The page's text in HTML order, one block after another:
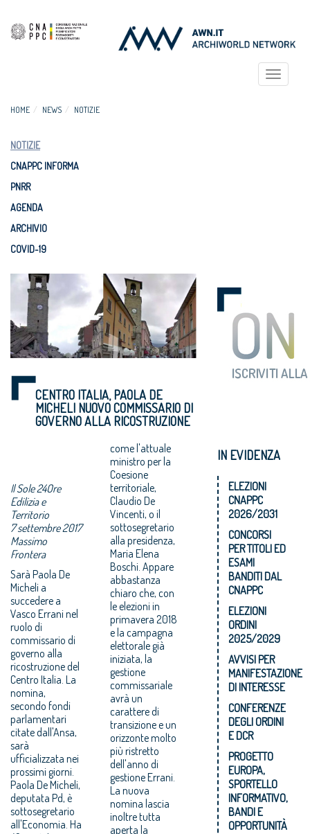
Toggle
HOME NEWS NOTIZIE
NOTIZIE
CNAPPC INFORMA
PNRR
AGENDA
ARCHIVIO
COVID-19
CENTRO ITALIA, PAOLA DE
MICHELI NUOVO COMMISSARIO DI
GOVERNO ALLA RICOSTRUZIONE
Il Sole 24Ore
Edilizia e
Territorio
7 settembre 2017
Massimo
Frontera
Sarà Paola De
Micheli a
succedere a
Vasco Errani nel
ruolo di
commissario di
governo alla
ricostruzione del
Centro Italia. La
nomina,
secondo fondi
parlamentari
citate dall'Ansa,
sarà
ufficializzata nei
prossimi giorni.
Paola De Micheli,
deputata Pd, è
sottosegretario
all'Economia. Ha
come l'attuale
ministro per la
Coesione
territoriale,
Claudio De
Vincenti, o il
sottosegretario
alla presidenza,
Maria Elena
Boschi. Appare
abbastanza
chiaro che, con
le elezioni in
primavera 2018
e la campagna
elettorale già
iniziata, la
gestione
commissariale
avrà un
carattere di
transizione e un
orizzonte molto
più ristretto
dell'anno di
gestione Errani.
La nuova
nomina lascia
inoltre tutta
aperta la
IN EVIDENZA
ELEZIONI
CNAPPC
2026/2031
CONCORSI
PER TITOLI ED
ESAMI
BANDITI DAL
CNAPPC
ELEZIONI
ORDINI
2025/2029
AVVISI PER
MANIFESTAZIONE
DI INTERESSE
CONFERENZE
DEGLI ORDINI
E DCR
PROGETTO
EUROPA,
SPORTELLO
INFORMATIVO,
BANDI E
OPPORTUNITÀ